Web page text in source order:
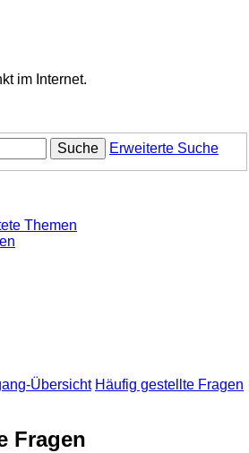
im Internet.
Suche Erweiterte Suche
Themen
Übersicht Häufig gestellte Fragen
Fragen